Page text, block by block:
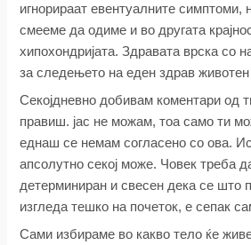
игнорираат евентуалните симптоми,
смееме да одиме и во другата
хипохондријата. Здравата врска со
за следењето на еден здрав животен
Секојдневно добивам коментари од
правиш. јас не можам, тоа само ти
еднаш се немам согласено со ова.
апсолутно секој може. Човек треба
детерминиран и свесен дека се што
изгледа тешко на почеток, е сепак
Сами избираме во какво тело ќе